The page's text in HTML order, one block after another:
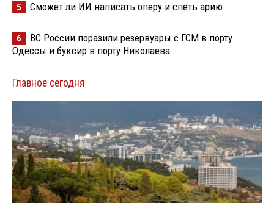
5 Сможет ли ИИ написать оперу и спеть арию
6
ВС России поразили резервуары с ГСМ в порту
Одессы и буксир в порту Николаева
Главное сегодня